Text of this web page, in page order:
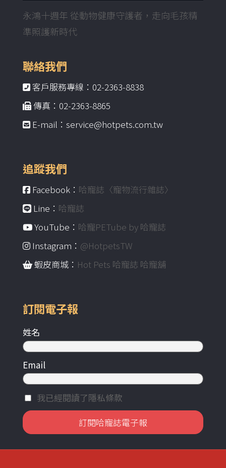
永鴻十週年 從動物健康守護者，走向毛孩精
準照護新時代
聯絡我們
客戶服務專線：02-2363-8838
傳真：02-2363-8865
E-mail：service@hotpets.com.tw
追蹤我們
Facebook： 哈寵誌〈寵物流行雜誌〉
Line： 哈寵誌
YouTube： 哈寵PETube by 哈寵誌
Instagram： @HotpetsTW
蝦皮商城： Hot Pets 哈寵誌 哈寵舖
訂閱電子報
姓名
Email
我已經閱讀了隱私條款